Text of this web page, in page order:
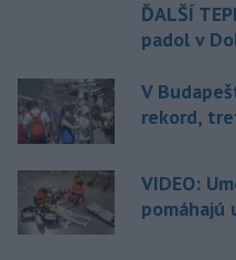
ĎALŠÍ
padol v
V
rekord,
VIDEO:
pomáhajú